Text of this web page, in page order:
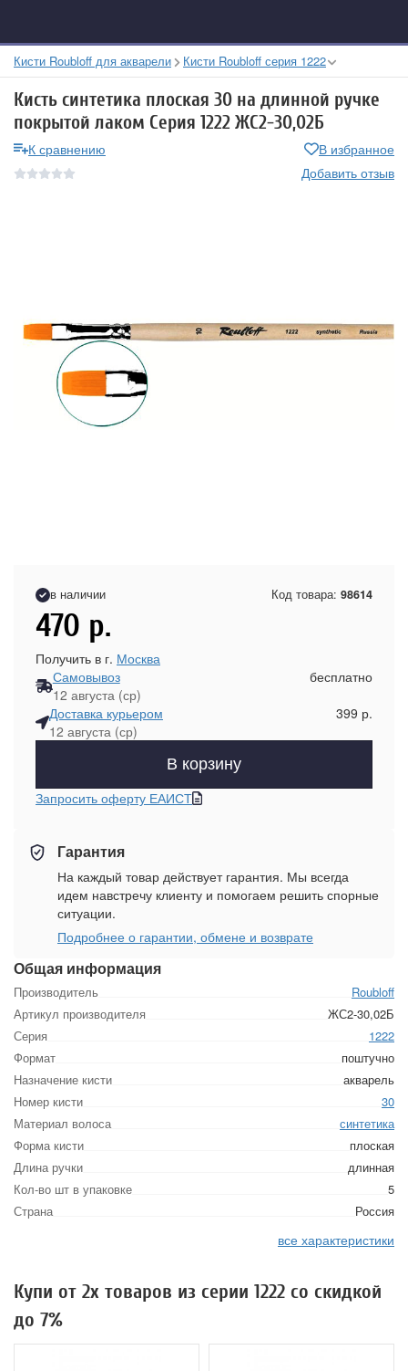
Кисти Roubloff для акварели Кисти Roubloff серия 1222
Кисть синтетика плоская 30 на длинной ручке
покрытой лаком Серия 1222 ЖС2-30,02Б
К сравнению
В избранное
Добавить отзыв
Общая информация
Производитель
Roubloff
Артикул производителя
ЖС2-30,02Б
Серия
1222
Формат
поштучно
Назначение кисти
акварель
Номер кисти
30
Материал волоса
синтетика
Форма кисти
плоская
Длина ручки
длинная
Кол-во шт в упаковке
5
Страна
Россия
все характеристики
в наличии Код товара: 98614
470 р.
Получить в г. Москва
Самовывоз
12 августа (ср)
бесплатно
Доставка курьером
12 августа (ср)
399 р.
В корзину
Запросить оферту ЕАИСТ
Гарантия
На каждый товар действует гарантия. Мы всегда
идем навстречу клиенту и помогаем решить спорные
ситуации.
Подробнее о гарантии, обмене и возврате
Купи от 2х товаров из серии 1222 со скидкой
до 7%